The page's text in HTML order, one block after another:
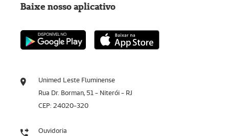
Unimed Leste Fluminense
Rua Dr. Borman, 51 - Niterói - RJ
CEP: 24020-320
Ouvidoria
Baixe nosso aplicativo